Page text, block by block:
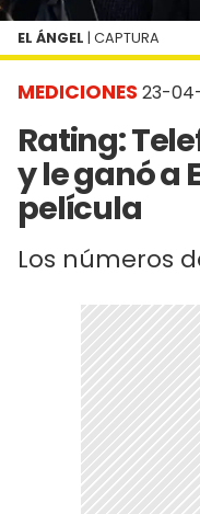
MEDICIONES 23-04-
Rating:
y le ganó a
película
Los números
EL ÁNGEL | CAPTURA